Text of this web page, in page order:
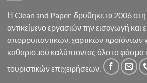
Η Clean and Paper ιδρύθηκε το 2006
αντικείμενο εργασιών την εισαγωγή και
απορρυπαντικών, χαρτικών προϊόντων
καθαρισμού καλύπτοντας όλο το φάσμα
τουριστικών επιχειρήσεων.